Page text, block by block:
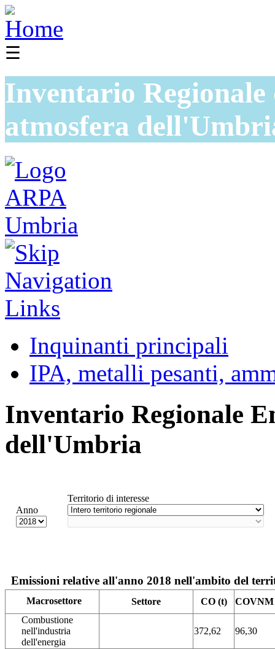
☰
Inventario
atmosfera
Inquinanti principali
IPA, metalli pesanti,
Inventario Regionale
dell'Umbria
Anno
Territorio di interesse
Emissioni relative all'anno 2018 nell'ambito del
Macrosettore Settore CO (t)
COVNM
Combustione
nell'industria
dell'energia
372,62 96,30